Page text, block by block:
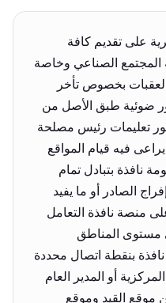
على تقديم كافة
المجتمع الصناعي وخاصة
بخصوص تأخر
ضوئية طبق الأصل من
تعليمات رئيس مصلحة
الجمارك رقم (٤٩) لسنة ٢٠٢٣ يراعى فيه قيام المواقع
نافذة بتبادل تمام
الصادر أو ما يفيد
منصة نافذة التعامل
مستوى المناطق
بنقطة اتصال محددة
أو المدير العام
موقع القيد وموقع